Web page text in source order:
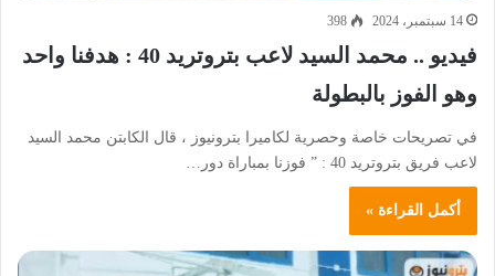
14 سبتمبر، 2024 398
فيديو .. محمد السيد لاعب بتروتريد 40 : هدفنا واحد
وهو الفوز بالبطولة
في تصريحات خاصة وحصرية لكاميرا بترونيوز ، قال الكابتن محمد السيد
لاعب فريق بتروتريد 40 : ” فوزنا بمباراة دور…
أكمل القراءة »